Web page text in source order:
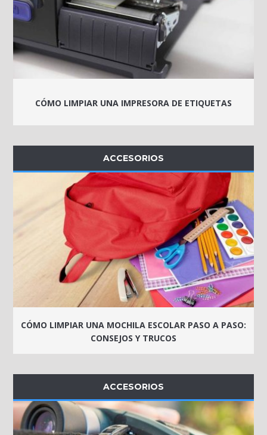
CÓMO LIMPIAR UNA IMPRESORA DE ETIQUETAS
ACCESORIOS
CÓMO LIMPIAR UNA MOCHILA ESCOLAR PASO A PASO:
CONSEJOS Y TRUCOS
ACCESORIOS